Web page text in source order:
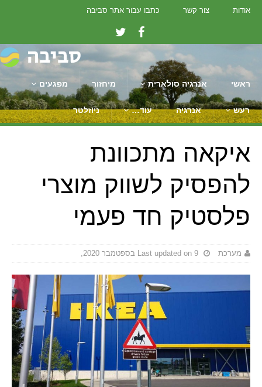
אודות צור קשר כתבו עבור אתר סביבה
ראשי אנרגיה סולארית מיחזור מפגעים
רעש אנרגיה עוד… ניוזלטר
איקאה מתכוונת
להפסיק לשווק מוצרי
פלסטיק חד פעמי
מערכת